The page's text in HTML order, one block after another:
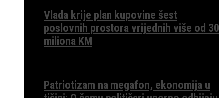
Vlada krije plan kupovine šest
poslovnih prostora vrijednih više od 30
miliona KM
Patriotizam na megafon, ekonomija u